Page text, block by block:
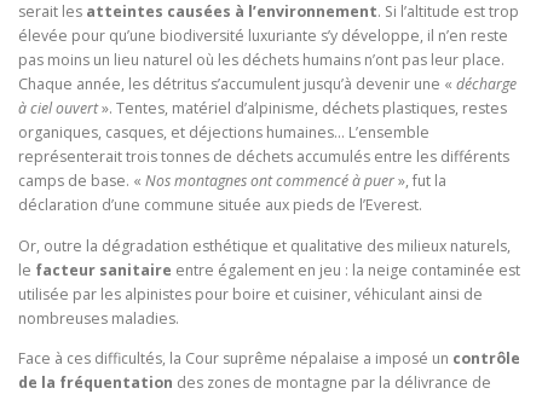
serait les atteintes causées à l’environnement. Si l’altitude est trop
élevée pour qu’une biodiversité luxuriante s’y développe, il n’en reste
pas moins un lieu naturel où les déchets humains n’ont pas leur place.
Chaque année, les détritus s’accumulent jusqu’à devenir une « décharge
à ciel ouvert». Tentes, matériel d’alpinisme, déchets plastiques, restes
organiques, casques, et déjections humaines… L’ensemble
représenterait trois tonnes de déchets accumulés entre les différents
camps de base. « Nos montagnes ont commencé à puer», fut la
déclaration d’une commune située aux pieds de l’Everest.
Or, outre la dégradation esthétique et qualitative des milieux naturels,
le facteur sanitaire entre également en jeu : la neige contaminée est
utilisée par les alpinistes pour boire et cuisiner, véhiculant ainsi de
nombreuses maladies.
Face à ces difficultés, la Cour suprême népalaise a imposé un contrôle
de la fréquentation des zones de montagne par la délivrance de